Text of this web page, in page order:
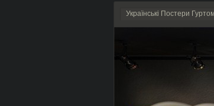
Українські Постери